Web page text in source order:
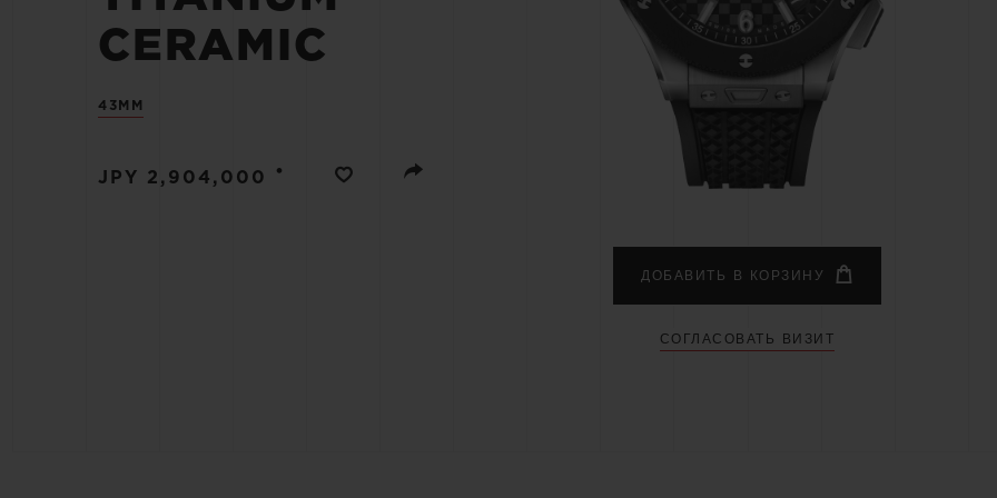
CERAMIC
43MM
JPY 2,904,000 •
ДОБАВИТЬ В КОРЗИНУ
СОГЛАСОВАТЬ ВИЗИТ
BIG BANG
PEACH CERAMIC
ЭКСКЛЮЗИВНЫЕ УСЛУГИ
РАСШИРЕННАЯ ГАРАНТИЯ
ОЖИДАЕМЫЙ СРОК
ДОСТАВКИ
БЕСПЛАТНАЯ